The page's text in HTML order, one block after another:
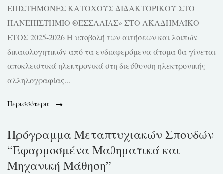
ΕΠΙΣΤΗΜΟΝΕΣ ΚΑΤΟΧΟΥΣ ΔΙΔΑΚΤΟΡΙΚΟΥ ΣΤΟ
ΠΑΝΕΠΙΣΤΗΜΙΟ ΘΕΣΣΑΛΙΑΣ» ΣΤΟ ΑΚΑΔΗΜΑΪΚΟ
ΕΤΟΣ 2025-2026 Η υποβολή των αιτήσεων και λοιπών
δικαιολογητικών από τα ενδιαφερόμενα άτομα θα γίνεται
αποκλειστικά ηλεκτρονικά στη διεύθυνση ηλεκτρονικής
αλληλογραφίας...
Περισσότερα
Πρόγραμμα Μεταπτυχιακών Σπουδών
“Εφαρμοσμένα Μαθηματικά και
Μηχανική Μάθηση”